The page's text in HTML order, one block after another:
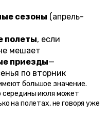
сезоны (апрель-
полеты, если
мешает
приезды—
по вторник
большое значение.
середины июля может
на полетах, не говоря уже